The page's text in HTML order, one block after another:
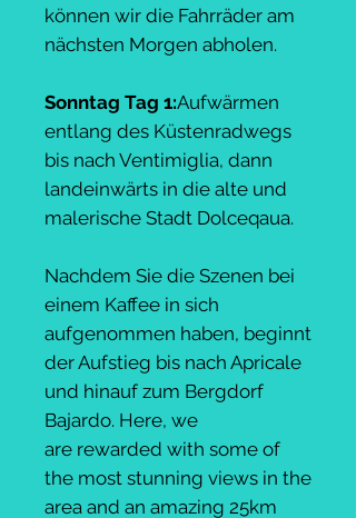
können wir die Fahrräder am
nächsten Morgen abholen.
Sonntag Tag 1:Aufwärmen
entlang des Küstenradwegs
bis nach Ventimiglia, dann
landeinwärts in die alte und
malerische Stadt Dolceqaua.
Nachdem Sie die Szenen bei
einem Kaffee in sich
aufgenommen haben, beginnt
der Aufstieg bis nach Apricale
und hinauf zum Bergdorf
Bajardo. Here, we
are rewarded with some of
the most stunning views in the
area and an amazing 25km